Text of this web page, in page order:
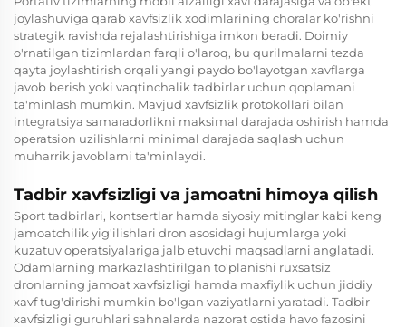
joylashuviga qarab xavfsizlik xodimlarining choralar ko'rishni
strategik ravishda rejalashtirishiga imkon beradi. Doimiy
o'rnatilgan tizimlardan farqli o'laroq, bu qurilmalarni tezda
qayta joylashtirish orqali yangi paydo bo'layotgan xavflarga
javob berish yoki vaqtinchalik tadbirlar uchun qoplamani
ta'minlash mumkin. Mavjud xavfsizlik protokollari bilan
integratsiya samaradorlikni maksimal darajada oshirish hamda
operatsion uzilishlarni minimal darajada saqlash uchun
muharrik javoblarni ta'minlaydi.
Tadbir xavfsizligi va jamoatni himoya qilish
Sport tadbirlari, kontsertlar hamda siyosiy mitinglar kabi keng
jamoatchilik yig'ilishlari dron asosidagi hujumlarga yoki
kuzatuv operatsiyalariga jalb etuvchi maqsadlarni anglatadi.
Odamlarning markazlashtirilgan to'planishi ruxsatsiz
dronlarning jamoat xavfsizligi hamda maxfiylik uchun jiddiy
xavf tug'dirishi mumkin bo'lgan vaziyatlarni yaratadi. Tadbir
xavfsizligi guruhlari sahnalarda nazorat ostida havo fazosini